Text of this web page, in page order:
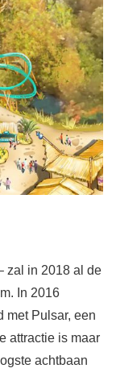
zal in 2018 al de
In 2016
met Pulsar, een
attractie is maar
achtbaan